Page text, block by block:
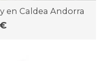
en Caldea Andorra